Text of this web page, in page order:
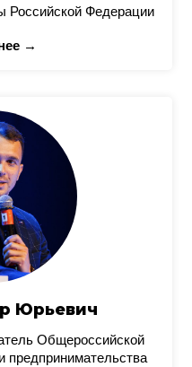
Российской Федерации
→
Юрьевич
Общероссийской
предпринимательства